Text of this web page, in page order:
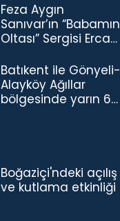
Feza Aygın
Sanıvar’ın “Babamın
Oltası” Sergisi Ercan
Açıldı
Batıkent ile Gönyeli-
Alayköy Ağıllar
bölgesinde yarın 6
Boğaziçi'ndeki açılış
ve kutlama etkinliği